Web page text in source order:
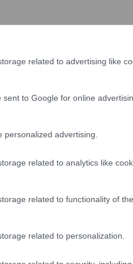
related to advertising like
to Google for online
advertising.
related to analytics like
related to functionality of
related to personalization.
πρόσωπο” το
για πολίτες και
Όλες οι λεπτομέρειες
των διαδικασιών
τ...
Παροχών και
αλλαγές έρχονται
διάστημα στο Εθνικό